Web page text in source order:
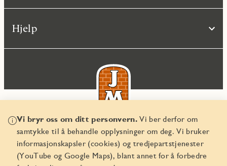
Vi bryr oss om ditt personvern.Vi ber derfor om
samtykke til å behandle opplysninger om deg. Vi bruker
informasjonskapsler (cookies) og tredjepartstjenester
(YouTube og Google Maps), blant annet for å forbedre
Hjelp
© JM Norge AS 2026
Organisasjonsnummer 829 350 122